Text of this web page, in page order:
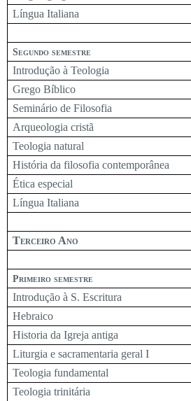
Língua Italiana
Segundo semestre
Introdução à Teologia
Grego Bíblico
Seminário de Filosofia
Arqueologia cristã
Teologia natural
História da filosofia contemporânea
Ética especial
Língua Italiana
Terceiro Ano
Primeiro semestre
Introdução à S. Escritura
Hebraico
Historia da Igreja antiga
Liturgia e sacramentaria geral I
Teologia fundamental
Teologia trinitária